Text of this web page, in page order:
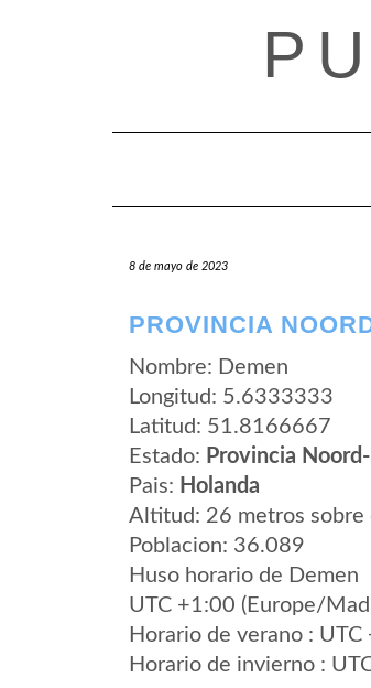
8 de mayo de 2023
PROVINCIA
Nombre: Demen
Longitud: 5.6333333
Latitud: 51.8166667
Estado: Provincia
Pais: Holanda
Altitud: 26 metros sobre
Poblacion: 36.089
Huso horario de Demen
UTC +1:00 (Europe/
Horario de verano : UTC
Horario de invierno :